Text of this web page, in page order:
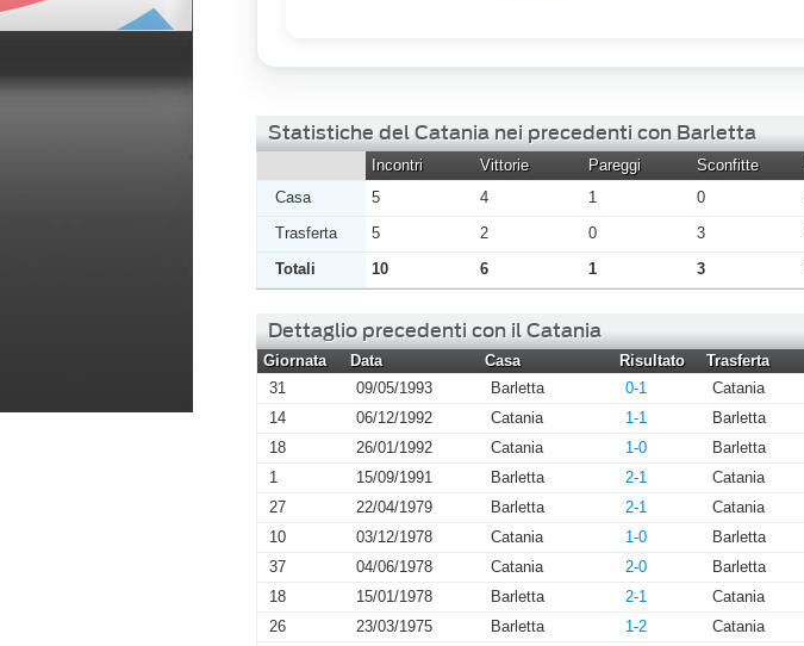
Statistiche del Catania nei precedenti con Barletta
Incontri Vittorie Pareggi Sconfitte
Casa
5 4 1 0
Trasferta
5 2 0 3
Totali
10 6 1 3
Dettaglio precedenti con il Catania
Giornata Data Casa Risultato Trasferta
31
09/05/1993 Barletta 0-1
Catania
14
06/12/1992 Catania 1-1
Barletta
18
26/01/1992 Catania 1-0 Barletta
1
15/09/1991 Barletta 2-1 Catania
27
22/04/1979 Barletta 2-1 Catania
10
03/12/1978 Catania 1-0 Barletta
37
04/06/1978 Catania 2-0 Barletta
18
15/01/1978 Barletta 2-1
Catania
26
23/03/1975 Barletta 1-2 Catania